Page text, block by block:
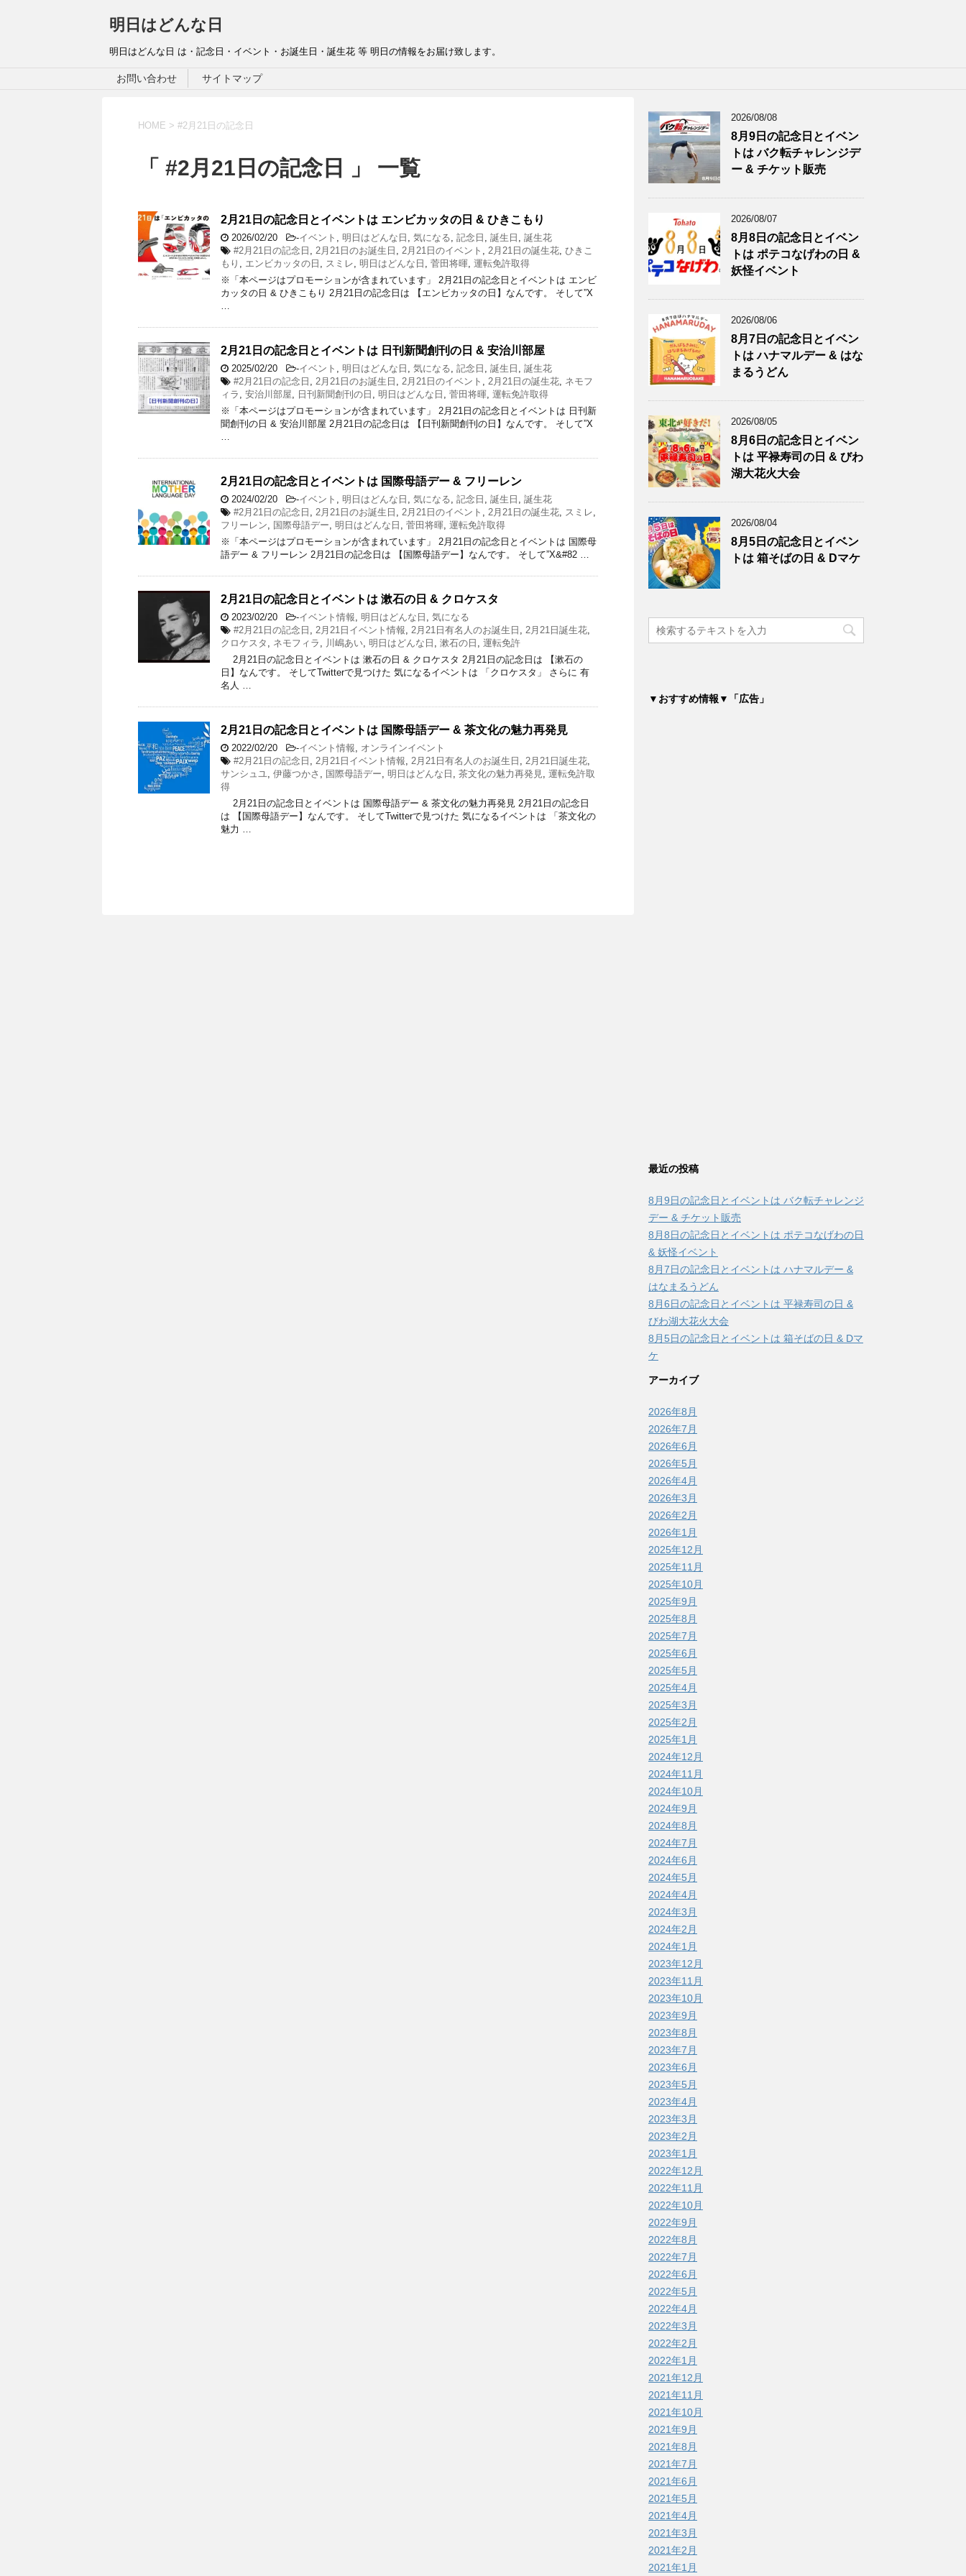
明日はどんな日
明日はどんな日 は・記念日・イベント・お誕生日・誕生花 等 明日の情報をお届け致します。
お問い合わせ サイトマップ
HOME > #2月21日の記念日
「 #2月21日の記念日 」 一覧
2月21日の記念日とイベントは エンビカッタの日 & ひきこもり
2026/02/20 -イベント , 明日はどんな日 , 気になる, 記念日 , 誕生日 , 誕生花
#2月21日の記念日 , 2月21日のお誕生日 , 2月21日のイベント , 2月21日の誕生花, ひきこ
もり , エンビカッタの日 , スミレ, 明日はどんな日 , 菅田将暉, 運転免許取得
※「本ページはプロモーションが含まれています」 2月21日の記念日とイベントは エンビ
カッタの日 & ひきこもり 2月21日の記念日は 【エンビカッタの日】なんです。 そして”X
…
2月21日の記念日とイベントは 日刊新聞創刊の日 & 安治川部屋
2025/02/20 -イベント , 明日はどんな日 , 気になる, 記念日 , 誕生日 , 誕生花
#2月21日の記念日 , 2月21日のお誕生日 , 2月21日のイベント , 2月21日の誕生花, ネモフ
ィラ , 安治川部屋, 日刊新聞創刊の日 , 明日はどんな日 , 菅田将暉, 運転免許取得
※「本ページはプロモーションが含まれています」 2月21日の記念日とイベントは 日刊新
聞創刊の日 & 安治川部屋 2月21日の記念日は 【日刊新聞創刊の日】なんです。 そして”X
…
2月21日の記念日とイベントは 国際母語デー & フリーレン
2024/02/20 -イベント , 明日はどんな日 , 気になる, 記念日 , 誕生日 , 誕生花
#2月21日の記念日 , 2月21日のお誕生日 , 2月21日のイベント , 2月21日の誕生花, スミレ,
フリーレン, 国際母語デー, 明日はどんな日 , 菅田将暉, 運転免許取得
※「本ページはプロモーションが含まれています」 2月21日の記念日とイベントは 国際母
語デー & フリーレン 2月21日の記念日は 【国際母語デー】なんです。 そして”X&#82 …
2月21日の記念日とイベントは 漱石の日 & クロケスタ
2023/02/20 -イベント情報, 明日はどんな日 , 気になる
#2月21日の記念日 , 2月21日イベント情報, 2月21日有名人のお誕生日 , 2月21日誕生花,
クロケスタ , ネモフィラ , 川嶋あい, 明日はどんな日 , 漱石の日 , 運転免許
2月21日の記念日とイベントは 漱石の日 & クロケスタ 2月21日の記念日は 【漱石の
日】なんです。 そしてTwitterで見つけた 気になるイベントは 「クロケスタ」 さらに 有
名人 …
2月21日の記念日とイベントは 国際母語デー & 茶文化の魅力再発見
2022/02/20 -イベント情報, オンラインイベント
#2月21日の記念日 , 2月21日イベント情報, 2月21日有名人のお誕生日 , 2月21日誕生花,
サンシュユ, 伊藤つかさ , 国際母語デー, 明日はどんな日 , 茶文化の魅力再発見, 運転免許取
得
2月21日の記念日とイベントは 国際母語デー & 茶文化の魅力再発見 2月21日の記念日
は 【国際母語デー】なんです。 そしてTwitterで見つけた 気になるイベントは 「茶文化の
魅力 …
2026/08/08
8月9日の記念日とイベン
トは バク転チャレンジデ
ー & チケット販売
2026/08/07
8月8日の記念日とイベン
トは ポテコなげわの日 &
妖怪イベント
2026/08/06
8月7日の記念日とイベン
トは ハナマルデー & はな
まるうどん
2026/08/05
8月6日の記念日とイベン
トは 平禄寿司の日 & びわ
湖大花火大会
2026/08/04
8月5日の記念日とイベン
トは 箱そばの日 & Dマケ
▼おすすめ情報▼「広告」
最近の投稿
8月9日の記念日とイベントは バク転チャレンジ
デー & チケット販売
8月8日の記念日とイベントは ポテコなげわの日
& 妖怪イベント
8月7日の記念日とイベントは ハナマルデー &
はなまるうどん
8月6日の記念日とイベントは 平禄寿司の日 &
びわ湖大花火大会
8月5日の記念日とイベントは 箱そばの日 & Dマ
ケ
アーカイブ
2026年8月
2026年7月
2026年6月
2026年5月
2026年4月
2026年3月
2026年2月
2026年1月
2025年12月
2025年11月
2025年10月
2025年9月
2025年8月
2025年7月
2025年6月
2025年5月
2025年4月
2025年3月
2025年2月
2025年1月
2024年12月
2024年11月
2024年10月
2024年9月
2024年8月
2024年7月
2024年6月
2024年5月
2024年4月
2024年3月
2024年2月
2024年1月
2023年12月
2023年11月
2023年10月
2023年9月
2023年8月
2023年7月
2023年6月
2023年5月
2023年4月
2023年3月
2023年2月
2023年1月
2022年12月
2022年11月
2022年10月
2022年9月
2022年8月
2022年7月
2022年6月
2022年5月
2022年4月
2022年3月
2022年2月
2022年1月
2021年12月
2021年11月
2021年10月
2021年9月
2021年8月
2021年7月
2021年6月
2021年5月
2021年4月
2021年3月
2021年2月
2021年1月